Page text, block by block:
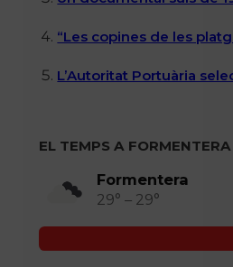
“Les copines de les
L’Autoritat Portuària
EL TEMPS A FORMENTERA
Formentera
29° – 29°